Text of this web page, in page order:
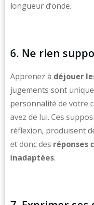
longueur d’onde.
6. Ne rien
Apprenez à déjouer
jugements sont
personnalité de votre
avez de lui. Ces
réflexion, produisent
et donc des réponses
inadaptées.